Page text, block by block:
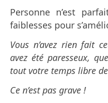
Personne n’est
faiblesses pour
Vous n’avez rien fait
avez été paresseux,
tout votre temps libre
Ce n’est pas grave !